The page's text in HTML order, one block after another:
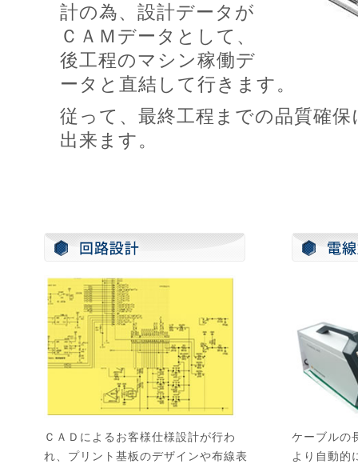
計の為、設計データが
ＣＡＭデータとして、
後工程のマシン稼働デ
ータと直結して行きます。
従って、最終工程までの品質確
出来ます。
ＣＡＤによるお客様仕様設計が行わ
れ、プリント基板のデザインや布線表
ケーブルの
より自動的